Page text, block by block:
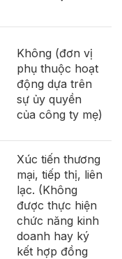
Không (đơn vị
phụ thuộc hoạt
động dựa trên
sự ủy quyền
của công ty mẹ)
Xúc tiến thương
mại, tiếp thị, liên
lạc. (Không
được thực hiện
chức năng kinh
doanh hay ký
kết hợp đồng